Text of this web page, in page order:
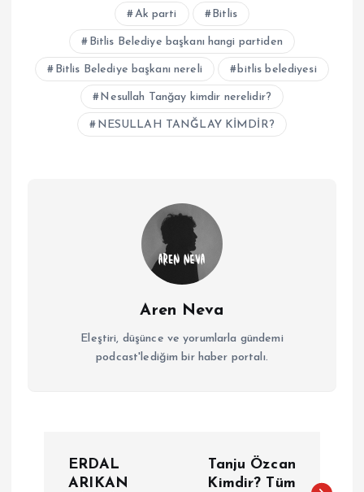
Ak parti Bitlis
Bitlis Belediye başkanı hangi partiden
Bitlis Belediye başkanı nereli bitlis belediyesi
Nesullah Tanğay kimdir nerelidir?
NESULLAH TANĞLAY KİMDİR?
Aren Neva
Eleştiri, düşünce ve yorumlarla gündemi
podcast'lediğim bir haber portalı.
ERDAL
ARIKAN
Tanju Özcan
Kimdir? Tüm